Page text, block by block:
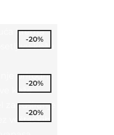
-20%
-20%
-20%